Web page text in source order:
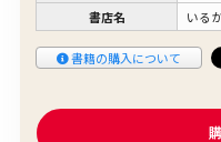
書店名
いる
書籍の購入について